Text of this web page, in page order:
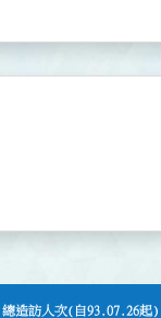
總造訪人次(自93.07.26起)